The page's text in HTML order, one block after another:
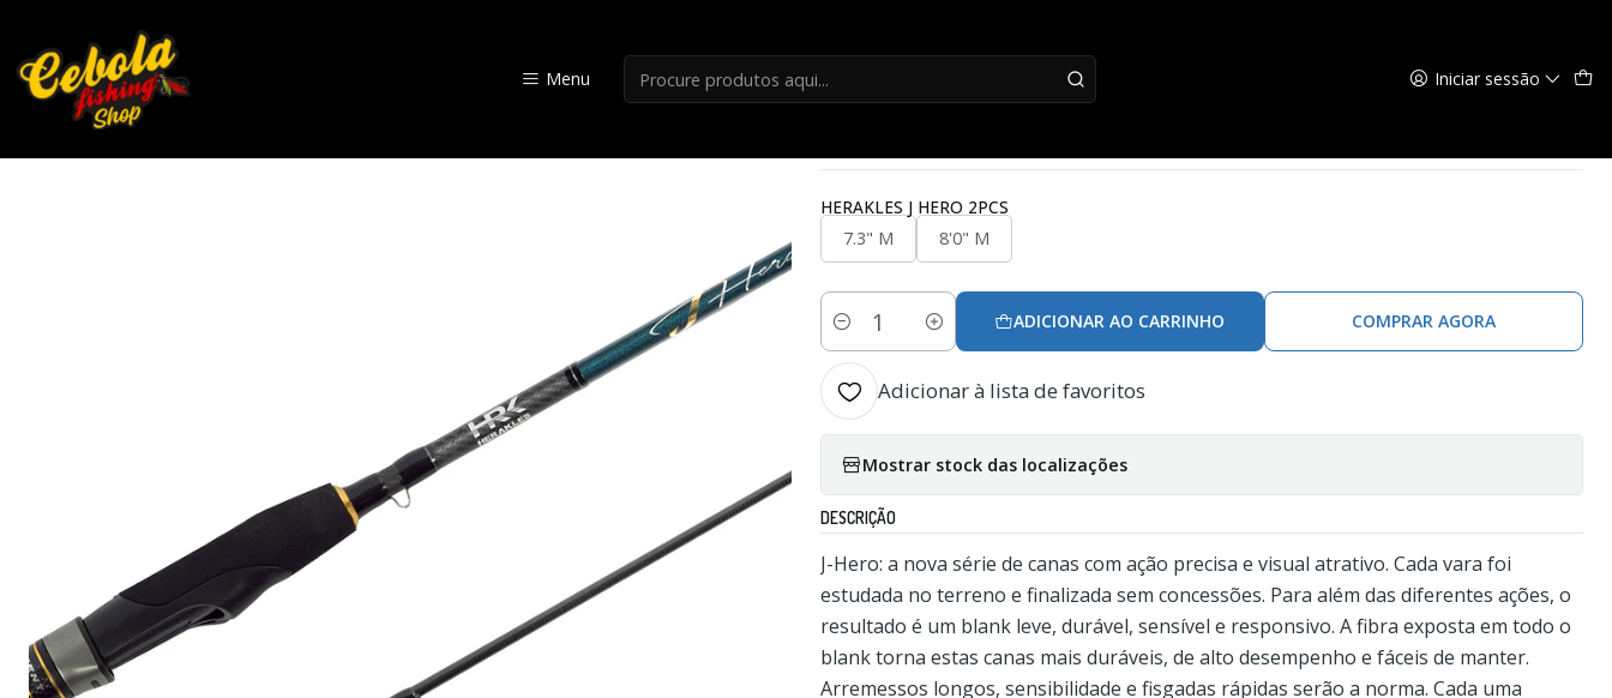
Menu Iniciar sessão
|
HERAKLES J HERO 2PCS
7.3" M
8'0" M
Quantidade
ADICIONAR AO CARRINHO COMPRAR AGORA
Adicionar à lista de favoritos
Mostrar stock das localizações
DESCRIÇÃO
J-Hero: a nova série de canas com ação precisa e visual atrativo. Cada vara foi
estudada no terreno e finalizada sem concessões. Para além das diferentes ações, o
resultado é um blank leve, durável, sensível e responsivo. A fibra exposta em todo o
blank torna estas canas mais duráveis, de alto desempenho e fáceis de manter.
Arremessos longos, sensibilidade e fisgadas rápidas serão a norma. Cada uma